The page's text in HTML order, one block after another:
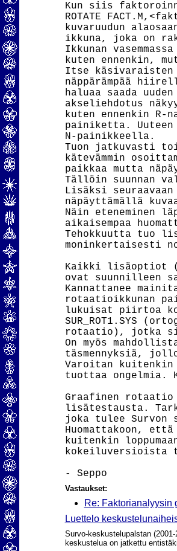
Kun siis
ROTATE
kuvaruudun
ikkuna, joka on
Ikkunan
kuten ennenkin,
Itse käsivaraisten
näppärämpää
haluaa saada
akseliehdotus
kuten ennenkin
painiketta.
N-painikkeella.
Tuon jatkuvasti
kätevämmin
paikkaa mutta
Tällöin suunnan
Lisäksi
näpäyttämällä
Näin eteneminen
aikaisempaa
Tehokkuutta tuo
moninkertaisesti
Kaikki lisäoptiot
ovat suunnilleen
Kannattanee
rotaatioikkunan
lukuisat piirtoa
SUR_ROT1.SYS
rotaatio), jotka
On myös
täsmennyksiä,
Varoitan
tuottaa ongelmia.
Graafinen
lisätestausta.
joka tulee
Huomattakoon,
kuitenkin
kokeiluversioista
Vastaukset:
Re: Faktorianalyysin
Luettelo
Survo-keskustelupalstan
keskustelua on jatkettu